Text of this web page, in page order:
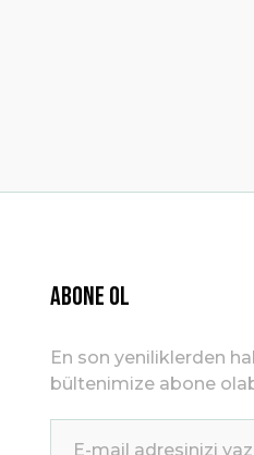
ABONE OL
En son yeniliklerden
bültenimize abone